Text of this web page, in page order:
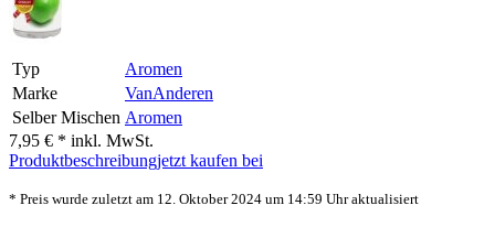
Typ
Aromen
Marke
VanAnderen
Selber Mischen Aromen
7,95 € * inkl. MwSt.
Produktbeschreibungjetzt kaufen bei
* Preis wurde zuletzt am 12. Oktober 2024 um 14:59 Uhr aktualisiert